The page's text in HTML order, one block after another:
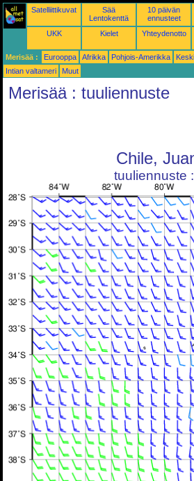
Satelliittikuvat
Sää
Lentokenttä
10 päivän
ennusteet
UKK Kielet Yhteydenotto
Merisää : Eurooppa Afrikka Pohjois-Amerikka
Intian valtameri
Muut
Merisää : tuuliennuste
Chile,
tuuliennuste